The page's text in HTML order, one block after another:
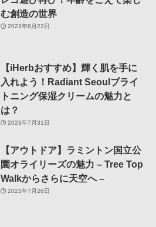
む創造の世界
2023年8月22日
【iHerbおすすめ】輝く肌を手に
入れよう！Radiant Seoulブライ
トニング保湿クリームの魅力と
は？
2023年7月31日
【アウトドア】ラミントン国立公
園オライリーズの魅力 – Tree Top
Walkからさらに天空へ –
2023年7月26日